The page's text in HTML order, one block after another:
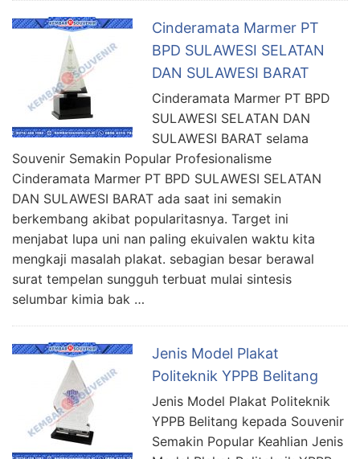
Cinderamata Marmer PT
BPD SULAWESI SELATAN
DAN SULAWESI BARAT
Cinderamata Marmer PT BPD
SULAWESI SELATAN DAN
SULAWESI BARAT selama
Souvenir Semakin Popular Profesionalisme
Cinderamata Marmer PT BPD SULAWESI SELATAN
DAN SULAWESI BARAT ada saat ini semakin
berkembang akibat popularitasnya. Target ini
menjabat lupa uni nan paling ekuivalen waktu kita
mengkaji masalah plakat. sebagian besar berawal
surat tempelan sungguh terbuat mulai sintesis
selumbar kimia bak …
Jenis Model Plakat
Politeknik YPPB Belitang
Jenis Model Plakat Politeknik
YPPB Belitang kepada Souvenir
Semakin Popular Keahlian Jenis